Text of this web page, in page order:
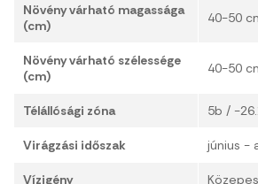
Növény várható magassága
(cm)
40-50
Növény várható szélessége
(cm)
40-50
Télállósági zóna 5b / -
Virágzási időszak június -
Vízigény